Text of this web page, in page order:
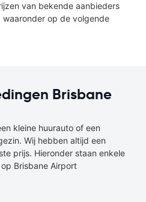
van bekende aanbieders
waaronder op de volgende
Brisbane
kleine huurauto of een
Wij hebben altijd een
prijs. Hieronder staan enkele
Brisbane Airport